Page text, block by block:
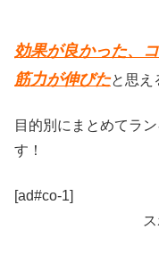
効果が良かった、
筋力が伸びたと思え
目的別にまとめてラ
す！
[ad#co-1]